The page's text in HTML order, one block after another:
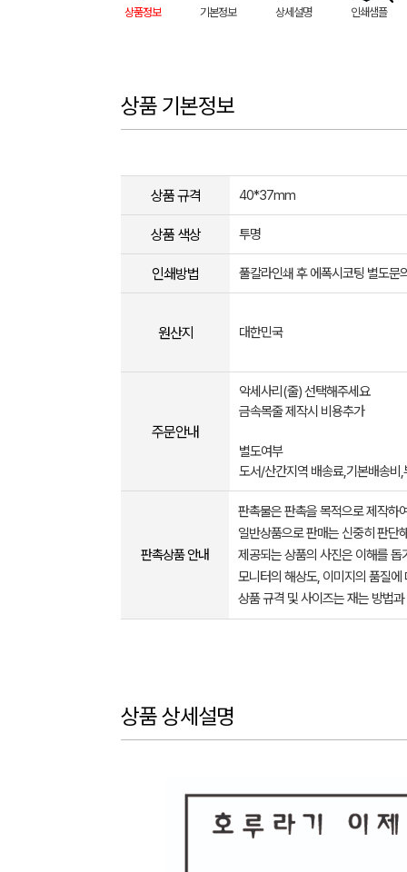
상품정보 기본정보 상세설명 인쇄샘플
상품 기본정보
상품 규격 40*37mm
상품 색상 투명
인쇄방법 풀칼라인쇄 후 에폭시코팅 별도문
원산지 대한민국
주문안내
악세사리(줄) 선택해주세요
금속목줄 제작시 비용추가
별도여부
도서/산간지역 배송료,기본배송비
판촉상품 안내
판촉물은 판촉을 목적으로 제작하
일반상품으로 판매는 신중히 판단
제공되는 상품의 사진은 이해를
모니터의 해상도, 이미지의 품질
상품 규격 및 사이즈는 재는 방법
상품 상세설명